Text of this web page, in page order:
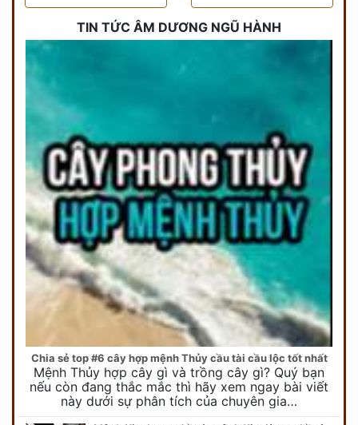
TIN TỨC ÂM DƯƠNG NGŨ HÀNH
Chia sẻ top #6 cây hợp mệnh Thủy cầu tài cầu lộc tốt nhất
Mệnh Thủy hợp cây gì và trồng cây gì? Quý bạn
nếu còn đang thắc mắc thì hãy xem ngay bài viết
này dưới sự phân tích của chuyên gia…